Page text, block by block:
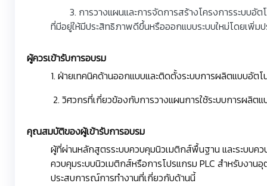
3. การวางแผนและการจัดการสร้างโครงการระบบอัต
ที่มีอยู่ให้มีประสิทธิภาพดีขึ้นหรือออกแบบระบบใหม่โดยเพิ่ม
ผู้ควรเข้ารับการอบรม
1. ฝ่ายเทคนิคด้านออกแบบและติดตั้งระบบการผลิตแบบอัต
2. วิศวกรที่เกี่ยวข้องกับการวางแผนการใช้ระบบการผลิต
คุณสมบัติของผู้เข้ารับการอบรม
ผู้ที่ผ่านหลักสูตรระบบควบคุมนิวเมติกส์พื้นฐาน และระบบคว
ควบคุมระบบนิวเมติกส์หรือการโปรแกรม PLC สำหรับงา
ประสบการณ์การทำงานที่เกี่ยวกับด้านนี้